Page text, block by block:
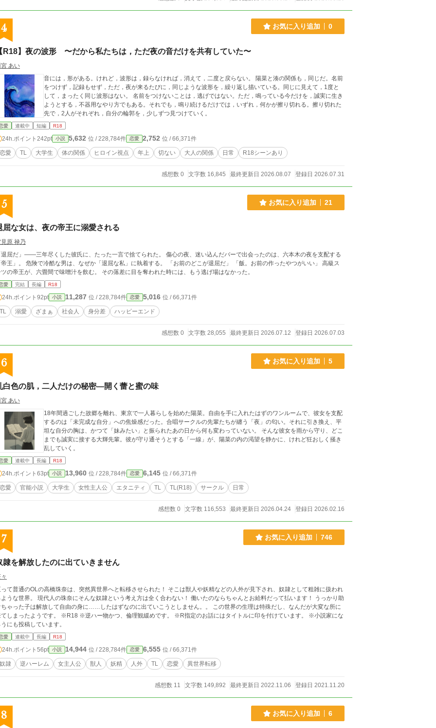
4 お気に入り追加 0
R18】夜の波形 〜だから私たちは，ただ夜の音だけを共有していた〜
あい
音には，形がある。けれど，波形は，録らなければ，消えて，二度と戻らない。 陽菜と湊の関係も，同じだ。名前
をつけず，記録もせず，ただ，夜が来るたびに，同じような波形を，繰り返し描いている。同じに見えて，1度と
して，まったく同じ波形はない。 名前をつけないことは，逃げではない。ただ，鳴っている今だけを，誠実に生き
ようとする，不器用なやり方でもある。それでも，鳴り続けるだけでは，いずれ，何かが擦り切れる。擦り切れた
先で，2人がそれぞれ，自分の輪郭を，少しずつ見つけていく。
愛 連載中 短編 R18
24h.ポイント 242pt 小説 5,632 位 / 228,784件 恋愛 2,752 位 / 66,371件
恋愛 TL 大学生 体の関係 ヒロイン視点 年上 切ない 大人の関係 日常 R18シーンあり
感想数 0 文字数 16,845 最終更新日 2026.08.07 登録日 2026.07.31
5 お気に入り追加 21
屈な女は、夜の帝王に溺愛される
原 禄乃
だ」——三年尽くした彼氏に、たった一言で捨てられた。 傷心の夜、迷い込んだバーで出会ったのは、六本木の夜を支配する
」。 危険で冷酷な男は、なぜか「退屈な私」に執着する。 「お前のどこが退屈だ」 「飯。お前の作ったやつがいい」 高級ス
の帝王が、六畳間で味噌汁を飲む。 その落差に目を奪われた時には、もう逃げ場はなかった。
愛 完結 長編 R18
24h.ポイント 92pt 小説 11,287 位 / 228,784件 恋愛 5,016 位 / 66,371件
TL 溺愛 ざまぁ 社会人 身分差 ハッピーエンド
感想数 0 文字数 28,055 最終更新日 2026.07.12 登録日 2026.07.03
6 お気に入り追加 5
白色の肌，二人だけの秘密―開く蕾と蜜の味
あい
18年間過ごした故郷を離れ、東京で一人暮らしを始めた陽菜。自由を手に入れたはずのワンルームで、彼女を支配
するのは「未完成な自分」への焦燥感だった。合唱サークルの先輩たちが纏う「夜」の匂い。それに引き換え、平
坦な自分の胸は、かつて「妹みたい」と振られたあの日から何も変わっていない。 そんな彼女を雨から守り、どこ
までも誠実に接する大輝先輩。彼が守り通そうとする「一線」が、陽菜の内の渇望を静かに、けれど狂おしく掻き
乱していく。
愛 連載中 長編 R18
24h.ポイント 63pt 小説 13,960 位 / 228,784件 恋愛 6,145 位 / 66,371件
恋愛 官能小説 大学生 女性主人公 エタニティ TL TL(R18) サークル 日常
感想数 0 文字数 116,553 最終更新日 2026.04.24 登録日 2026.02.16
7 お気に入り追加 746
隷を解放したのに出ていきません
て普通のOLの高橋珠奈は、突然異世界へと転移させられた！ そこは獣人や妖精などの人外が見下され、奴隷として粗雑に扱われ
うな世界。 現代人の珠奈にそんな奴隷という考え方は全く合わない！ 働いたのならちゃんとお給料だって払います！ うっかり助
ちゃった子は解放して自由の身に……したはずなのに出ていこうとしません。。 この世界の生理は特殊だし、なんだが大変な所に
ようです。 ※R18 ※逆ハー物かつ、倫理観緩めです。 ※R指定のお話にはタイトルに印を付けています。 ※小説家にな
にも投稿しています。
愛 連載中 長編 R18
24h.ポイント 56pt 小説 14,944 位 / 228,784件 恋愛 6,555 位 / 66,371件
奴隷 逆ハーレム 女主人公 獣人 妖精 人外 TL 恋愛 異世界転移
感想数 11 文字数 149,892 最終更新日 2022.11.06 登録日 2021.11.20
8 お気に入り追加 6